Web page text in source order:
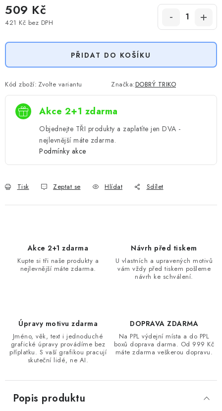
509 Kč
421 Kč bez DPH
PŘIDAT DO KOŠÍKU
Kód zboží: Zvolte variantu Značka:DOBRÝ TRIKO
Akce 2+1 zdarma
Objednejte TŘI produkty a zaplatíte jen DVA -
nejlevnější máte zdarma.
Podmínky akce
Tisk Zeptat se Hlídat Sdílet
Akce 2+1 zdarma
Kupte si tři naše produkty a
nejlevnější máte zdarma.
Návrh před tiskem
U vlastních a upravených motivů
vám vždy před tiskem pošleme
návrh ke schválení.
Úpravy motivu zdarma
Jméno, věk, text i jednoduché
grafické úpravy provádíme bez
příplatku. S vaší grafikou pracují
skuteční lidé, ne AI.
DOPRAVA ZDARMA
Na PPL výdejní místa a do PPL
boxů doprava darma. Od 999 Kč
máte zdarma veškerou dopravu.
Popis produktu